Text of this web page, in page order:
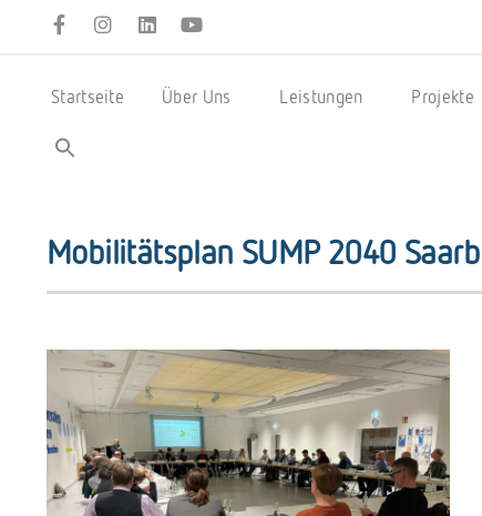
Startseite Über Uns Leistungen Projekte
Mobilitätsplan SUMP 2040